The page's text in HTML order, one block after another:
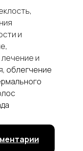
и
и
облегчение
доставка
отожмите